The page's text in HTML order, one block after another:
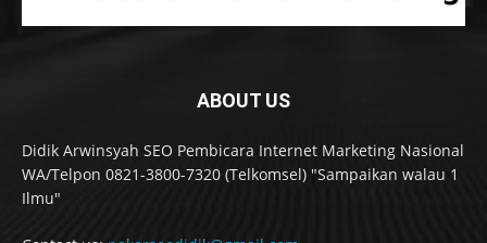
ABOUT US
Didik Arwinsyah SEO Pembicara Internet Marketing Nasional
WA/Telpon 0821-3800-7320 (Telkomsel) "Sampaikan walau 1
Ilmu"